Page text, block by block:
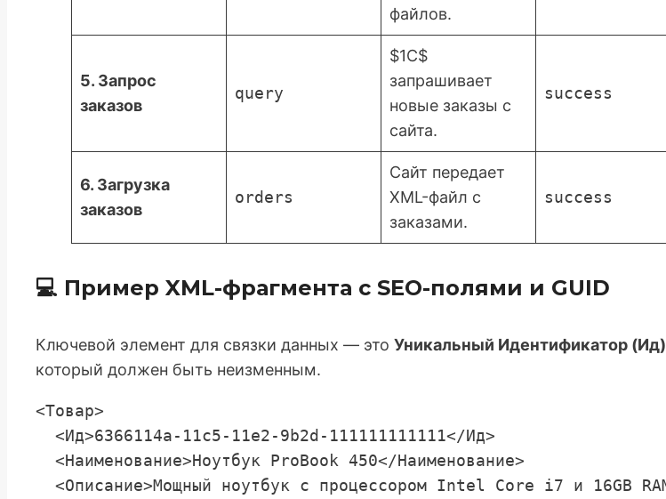
файлов.
5. Запрос
заказов
query
$1С$
запрашивает
новые заказы с
сайта.
success
6. Загрузка
заказов
orders
Сайт передает
XML-файл с
заказами.
success
💻 Пример XML-фрагмента с SEO-полями и GUID
Ключевой элемент для связки данных — это Уникальный Идентификатор (Ид)
который должен быть неизменным.
<Товар>